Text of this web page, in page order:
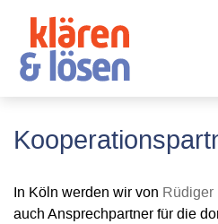
In Köln werden wir von Rüdiger
auch Ansprechpartner für die